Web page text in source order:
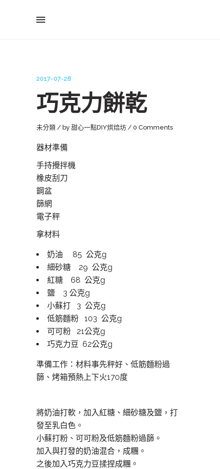
2017-07-28
巧克力餅乾
未分類 by 甜心一點DIY烘焙坊 0 Comments
器材準備
手持攪拌機
橡皮刮刀
鋼盆
篩網
電子秤
拿材料
奶油 85 公克g
細砂糖 29 公克g
紅糖 68 公克g
鹽 3 公克g
小蘇打 3 公克g
低筋麵粉 103 公克g
可可粉 21公克g
巧克力豆 62公克g
準備工作：材料事先秤好、低筋麵粉過
篩、烤箱預熱上下火170度
將奶油打軟，加入紅糖、細砂糖及鹽，打
發至乳白色。
小蘇打粉、可可粉及低筋麵粉過篩。
加入與打發的奶油混合，成糰。
之後加入巧克力豆揉捏成糰。